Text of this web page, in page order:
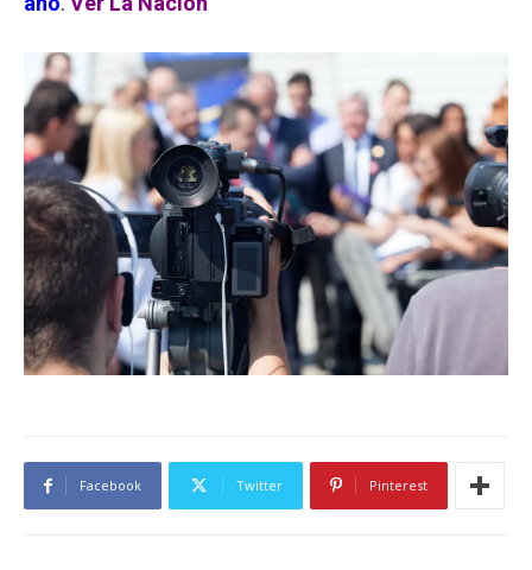
Facebook Twitter Pinterest